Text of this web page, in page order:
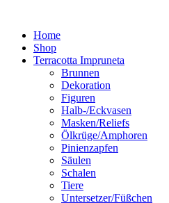
springenHome
Shop
Terracotta Impruneta
Brunnen
Dekoration
Figuren
Halb-/Eckvasen
Masken/Reliefs
Ölkrüge/Amphoren
Pinienzapfen
Säulen
Schalen
Tiere
Untersetzer/Füßchen